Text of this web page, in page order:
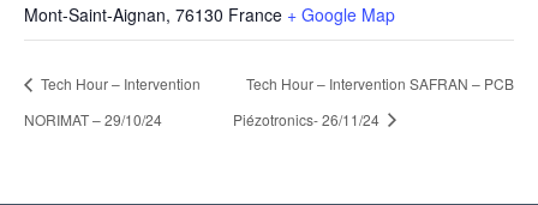
Mont-Saint-Aignan, 76130 France + Google Map
Tech Hour – Intervention
NORIMAT – 29/10/24
Tech Hour – Intervention SAFRAN – PCB
Piézotronics- 26/11/24